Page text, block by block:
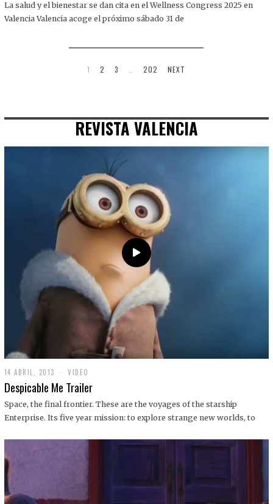
O
,
La salud y el bienestar se dan cita en el Wellness Congress 2025 en
Valencia Valencia acoge el próximo sábado 31 de
1 2 3 202 NEXT
REVISTA VALENCIA
14 ABRIL, 2013
9
D
C
I
1
VIDEO
Despicable Me Trailer
Space, the final frontier. These are the voyages of the starship
Enterprise. Its five year mission: to explore strange new worlds, to